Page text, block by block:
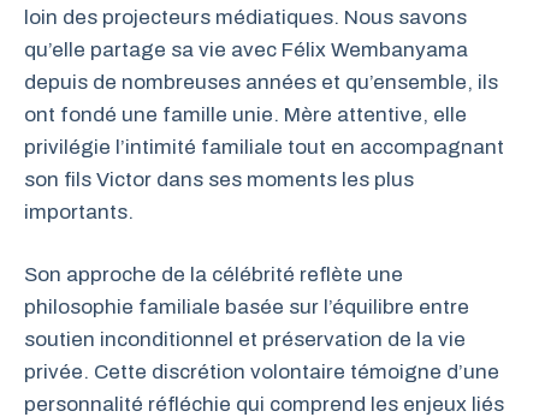
loin des projecteurs médiatiques. Nous savons
qu’elle partage sa vie avec Félix Wembanyama
depuis de nombreuses années et qu’ensemble, ils
ont fondé une famille unie. Mère attentive, elle
privilégie l’intimité familiale tout en accompagnant
son fils Victor dans ses moments les plus
importants.
Son approche de la célébrité reflète une
philosophie familiale basée sur l’équilibre entre
soutien inconditionnel et préservation de la vie
privée. Cette discrétion volontaire témoigne d’une
personnalité réfléchie qui comprend les enjeux liés